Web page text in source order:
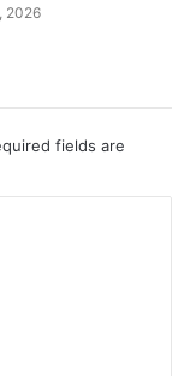
2026
fields are